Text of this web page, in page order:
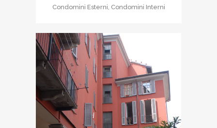
Condomini Esterni, Condomini Interni